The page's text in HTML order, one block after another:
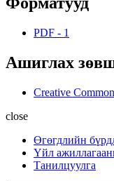
PDF - 1
Ашиглах
Creative
close
Өгөгдлийн
Үйл
Танилцуулга